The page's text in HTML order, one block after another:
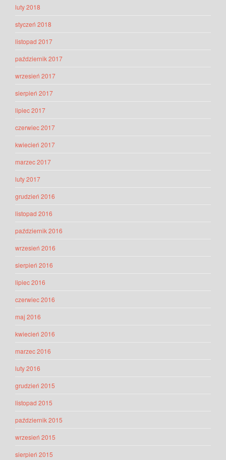
luty 2018
styczeń 2018
listopad 2017
październik 2017
wrzesień 2017
sierpień 2017
lipiec 2017
czerwiec 2017
kwiecień 2017
marzec 2017
luty 2017
grudzień 2016
listopad 2016
październik 2016
wrzesień 2016
sierpień 2016
lipiec 2016
czerwiec 2016
maj 2016
kwiecień 2016
marzec 2016
luty 2016
grudzień 2015
listopad 2015
październik 2015
wrzesień 2015
sierpień 2015